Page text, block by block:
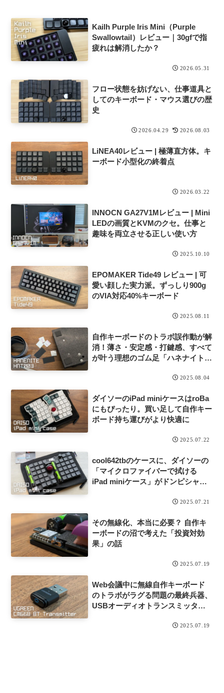
Kailh Purple Iris Mini（Purple
Swallowtail）レビュー｜30gfで指
疲れは解消したか？
2026.05.31
フロー状態を妨げない、仕事道具と
してのキーボード・マウス選びの歴
史
2026.04.29 2026.08.03
LiNEA40レビュー | 極薄直方体。キ
ーボード小型化の終着点
2026.03.22
INNOCN GA27V1Mレビュー | Mini
LEDの画質とKVMのクセ。仕事と
趣味を両立させる正しい使い方
2025.10.10
EPOMAKER Tide49 レビュー | 可
愛い顔した実力派。ずっしり900g
のVIA対応40%キーボード
2025.08.11
自作キーボードのトラボ誤作動が解
消！薄さ・安定感・打鍵感、すべて
が叶う理想のゴム足「ハネナイト
2025.08.04
ダイソーのiPad miniケースはroBa
にもぴったり。買い足して自作キー
ボード持ち運びがより快適に
2025.07.22
cool642tbのケースに、ダイソーの
「マイクロファイバーで拭ける
iPad miniケース」がドンピシャだ
2025.07.21
その無線化、本当に必要？ 自作キ
ーボードの沼で考えた「投資対効
果」の話
2025.07.19
Web会議中に無線自作キーボード
のトラボがラグる問題の最終兵器、
USBオーディオトランスミッター
2025.07.19